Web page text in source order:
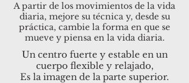
A partir de los movimientos de la vida
diaria, mejore su técnica y, desde su
práctica, cambie la forma en que se
mueve y piensa en la vida diaria.
Un centro fuerte y estable en un
cuerpo flexible y relajado,
Es la imagen de la parte superior.